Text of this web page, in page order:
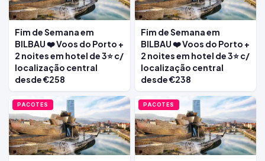
Fim de Semana em
BILBAU ❤️ Voos do Porto +
2 noites em hotel de 3⭐ c/
localização central
desde €258
Fim de Semana em
BILBAU ❤️ Voos do Porto +
2 noites em hotel de 3⭐ c/
localização central
desde €238
PACOTES PACOTES